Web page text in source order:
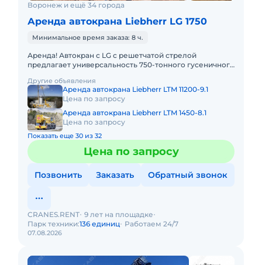
Воронеж и ещё 34 города
Аренда автокрана Liebherr LG 1750
Минимальное время заказа: 8 ч.
Аренда! Автокран с LG с решетчатой стрелой
предлагает универсальность 750-тонного гусеничного
автокрана. LIEBHER
Другие объявления
Аренда автокрана Liebherr LTM 11200-9.1
Цена по запросу
Аренда автокрана Liebherr LTM 1450-8.1
Цена по запросу
Показать еще 30 из 32
Цена по запросу
Позвонить Заказать Обратный звонок
07.08.2026
CRANES.RENT 9 лет на площадке
Парк техники:136 единиц Работаем 24/7